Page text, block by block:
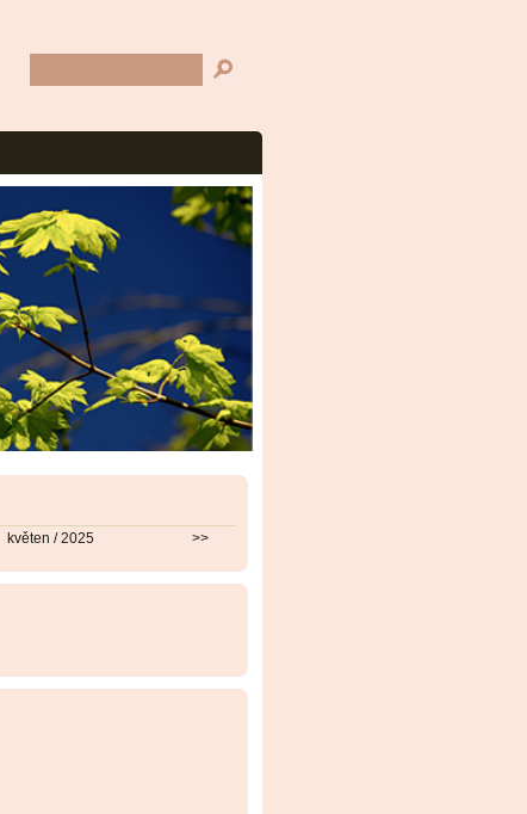
květen / 2025 >>